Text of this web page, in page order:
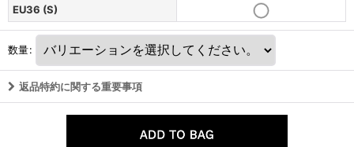
EU36 (S)
数量:
返品特約に関する重要事項